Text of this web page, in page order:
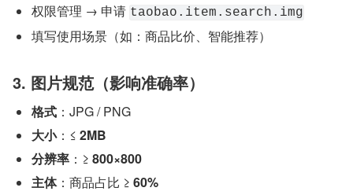
权限管理 → 申请 taobao.item.search.img
填写使用场景（如：商品比价、智能推荐）
3. 图片规范（影响准确率）
格式 ：JPG / PNG
大小：≤ 2MB
分辨率 ：≥ 800×800
主体：商品占比 ≥ 60%